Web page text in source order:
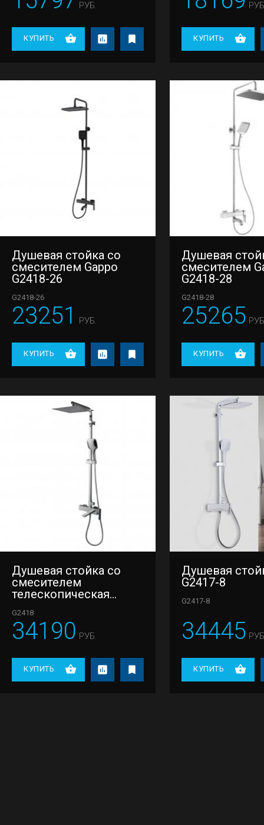
РУБ.
КУПИТЬ КУПИТЬ
Душевая стойка со
смесителем Gappo
G2418-26
G2418-26
23251 РУБ.
КУПИТЬ
Душевая
смесителем
G2418-28
G2418-28
25265
КУПИТЬ
Душевая стойка со
смесителем
телескопическая
G2418
34190 РУБ.
КУПИТЬ
Душевая
G2417-8
G2417-8
34445
КУПИТЬ